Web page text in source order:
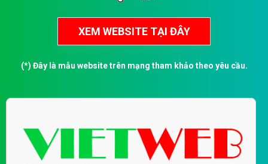
(*) Đây là mẫu website trên mạng tham khảo theo yêu cầu.